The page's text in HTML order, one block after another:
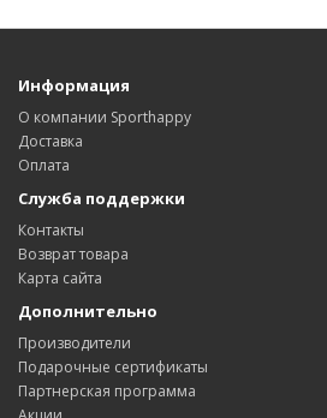
Информация
О компании Sporthappy
Доставка
Оплата
Служба поддержки
Контакты
Возврат товара
Карта сайта
Дополнительно
Производители
Подарочные сертификаты
Партнерская программа